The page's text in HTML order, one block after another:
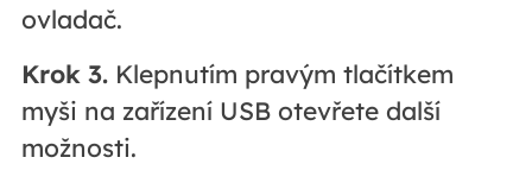
ovladač.
Krok 3.Klepnutím pravým tlačítkem
myši na zařízení USB otevřete další
možnosti.